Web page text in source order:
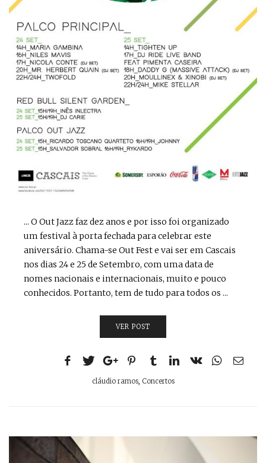
... O Out Jazz faz dez anos e por isso foi organizado
um festival à porta fechada para celebrar este
aniversário. Chama-se Out Fest e vai ser em Cascais
nos dias 24 e 25 de Setembro, com uma data de
nomes nacionais e internacionais, muito e pouco
conhecidos. Portanto, tem de tudo para todos os ...
VER POST
cláudio ramos, Concertos